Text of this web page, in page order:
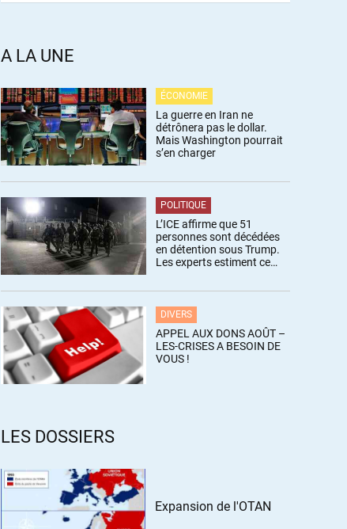
A LA UNE
ÉCONOMIE
La guerre en Iran ne
détrônera pas le dollar.
Mais Washington pourrait
s’en charger
POLITIQUE
L’ICE affirme que 51
personnes sont décédées
en détention sous Trump.
Les experts estiment ce
DIVERS
APPEL AUX DONS AOÛT –
LES-CRISES A BESOIN DE
VOUS !
LES DOSSIERS
Expansion de l'OTAN